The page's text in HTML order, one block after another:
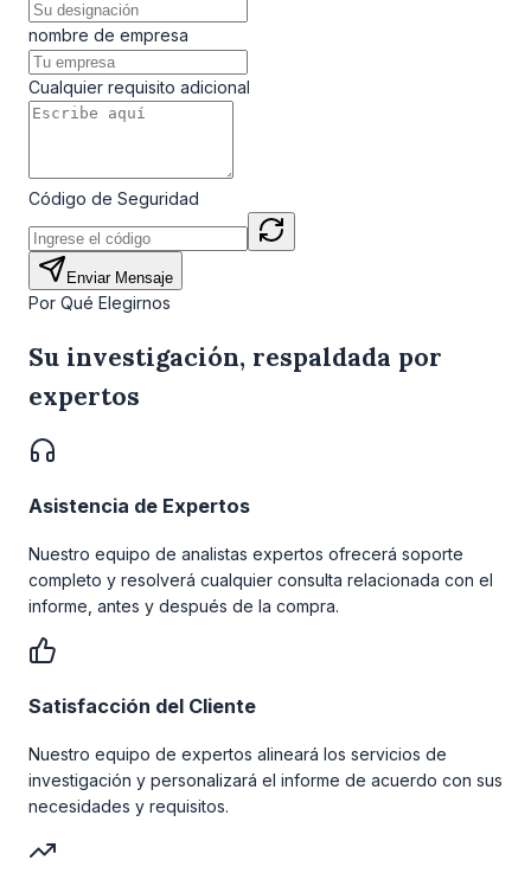
nombre de empresa
Cualquier requisito adicional
Código de Seguridad
Enviar Mensaje
Por Qué Elegirnos
Su investigación, respaldada por
expertos
Asistencia de Expertos
Nuestro equipo de analistas expertos ofrecerá soporte
completo y resolverá cualquier consulta relacionada con el
informe, antes y después de la compra.
Satisfacción del Cliente
Nuestro equipo de expertos alineará los servicios de
investigación y personalizará el informe de acuerdo con sus
necesidades y requisitos.